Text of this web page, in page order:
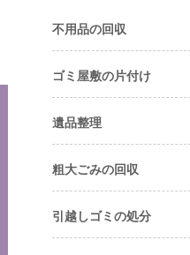
不用品の回収
ゴミ屋敷の片付け
遺品整理
粗大ごみの回収
引越しゴミの処分